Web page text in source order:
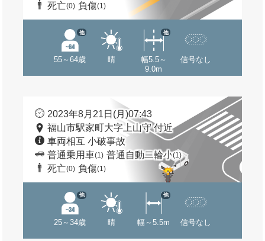
死亡(0) 負傷(1)
55～64歳
他
晴
幅5.5～
9.0m
他
信号なし
2023年8月21日(月)07:43
福山市駅家町大字上山守 付近
車両相互 小破事故
普通乗用車(1) 普通自動二輪小(1)
死亡(0) 負傷(1)
25～34歳
他
晴 幅～5.5m
他
信号なし